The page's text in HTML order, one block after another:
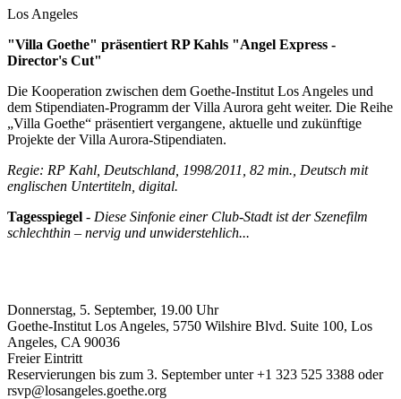
Los Angeles
"Villa Goethe" präsentiert RP Kahls "Angel Express -
Director's Cut"
Die Kooperation zwischen dem Goethe-Institut Los Angeles und
dem Stipendiaten-Programm der Villa Aurora geht weiter. Die Reihe
„Villa Goethe“ präsentiert vergangene, aktuelle und zukünftige
Projekte der Villa Aurora-Stipendiaten.
Regie: RP Kahl, Deutschland, 1998/2011, 82 min., Deutsch mit
englischen Untertiteln, digital.
Tagesspiegel - Diese Sinfonie einer Club-Stadt ist der Szenefilm
schlechthin – nervig und unwiderstehlich...
Donnerstag, 5. September, 19.00 Uhr
Goethe-Institut Los Angeles, 5750 Wilshire Blvd. Suite 100, Los
Angeles, CA 90036
Freier Eintritt
Reservierungen bis zum 3. September unter +1 323 525 3388 oder
rsvp@losangeles.goethe.org